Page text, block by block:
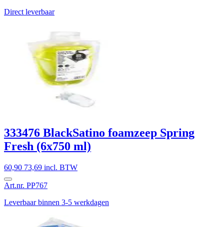
Direct leverbaar
333476 BlackSatino foamzeep Spring
Fresh (6x750 ml)
60,90 73,69 incl. BTW
Art.nr. PP767
Leverbaar binnen 3-5 werkdagen